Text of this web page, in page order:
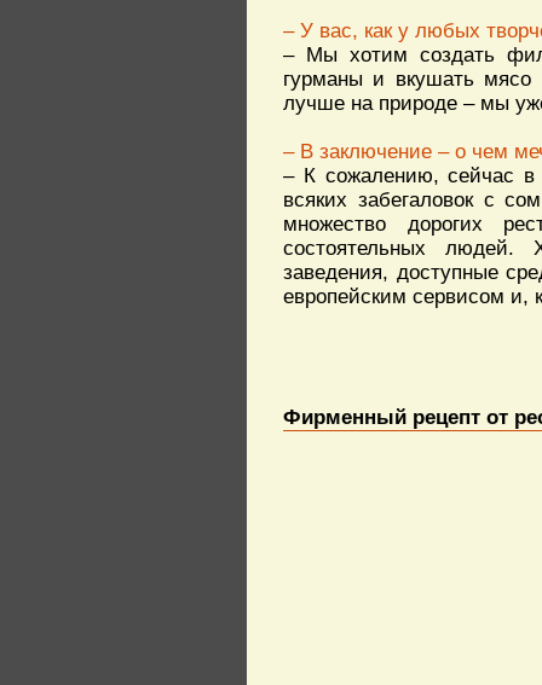
– У вас, как у любых
– Мы хотим создать
гурманы и вкушать мясо
лучше на природе – мы
– В заключение – о чем
– К сожалению, сейчас в
всяких забегаловок с
множество дорогих
состоятельных людей.
заведения, доступные
европейским сервисом и,
Фирменный рецепт от